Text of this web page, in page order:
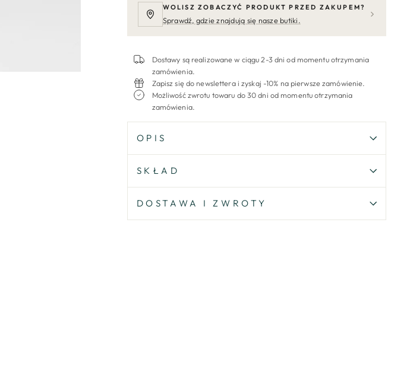
WOLISZ ZOBACZYĆ PRODUKT PRZED ZAKUPEM?
Sprawdź, gdzie znajdują się nasze butiki.
Dostawy są realizowane w ciągu 2-3 dni od momentu otrzymania
zamówienia.
Zapisz się do newslettera i zyskaj -10% na pierwsze zamówienie.
Możliwość zwrotu towaru do 30 dni od momentu otrzymania
zamówienia.
OPIS
SKŁAD
DOSTAWA I ZWROTY